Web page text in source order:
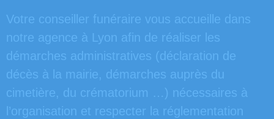
Votre conseiller funéraire vous accueille dans
notre agence à Lyon afin de réaliser les
démarches administratives (déclaration de
décès à la mairie, démarches auprès du
cimetière, du crématorium …) nécessaires à
l’organisation et respecter la réglementation